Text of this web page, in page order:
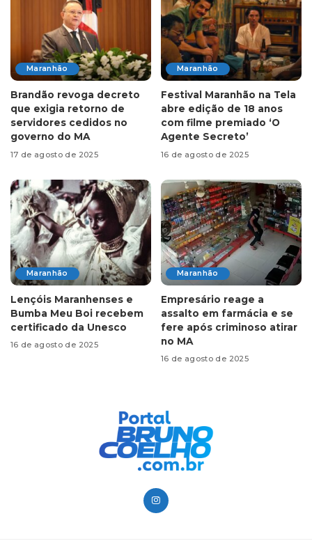
Maranhão
Brandão revoga decreto
que exigia retorno de
servidores cedidos no
governo do MA
17 de agosto de 2025
Maranhão
Festival Maranhão na Tela
abre edição de 18 anos
com filme premiado ‘O
Agente Secreto’
16 de agosto de 2025
Maranhão
Lençóis Maranhenses e
Bumba Meu Boi recebem
certificado da Unesco
16 de agosto de 2025
Maranhão
Empresário reage a
assalto em farmácia e se
fere após criminoso atirar
no MA
16 de agosto de 2025